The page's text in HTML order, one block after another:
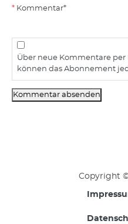
Kommentar*
Über neue Kommentare per
können das Abonnement
Kommentar absenden
Copyright